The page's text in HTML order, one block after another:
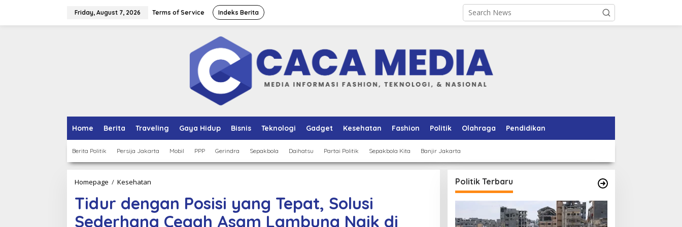
Friday, August 7, 2026 Terms of Service Indeks Berita
Home Berita Traveling Gaya Hidup Bisnis Teknologi Gadget Kesehatan Fashion Politik Olahraga Pendidikan
Berita Politik Persija Jakarta Mobil PPP Gerindra Sepakbola Daihatsu Partai Politik Sepakbola Kita Banjir Jakarta
Homepage / Kesehatan
Posisi
yang
Tepat,
Tidur dengan Posisi yang Tepat, Solusi
Sederhana Cegah Asam Lambung Naik di
Politik Terbaru